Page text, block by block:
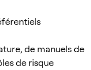
de manuels de
de risque